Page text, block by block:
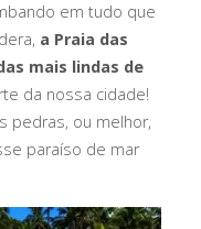
em tudo que
a Praia das
mais lindas de
da nossa cidade!
pedras, ou melhor,
paraíso de mar